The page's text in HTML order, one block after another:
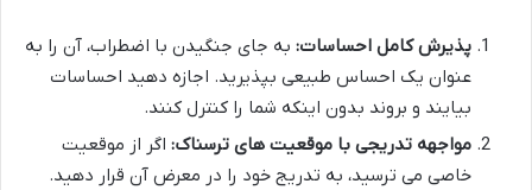
پذیرش کامل احساسات: به جای جنگیدن با اضطراب، آن را به
عنوان یک احساس طبیعی بپذیرید. اجازه دهید احساسات
بیایند و بروند بدون اینکه شما را کنترل کنند.
مواجهه تدریجی با موقعیت های ترسناک: اگر از موقعیت
خاصی می ترسید، به تدریج خود را در معرض آن قرار دهید.